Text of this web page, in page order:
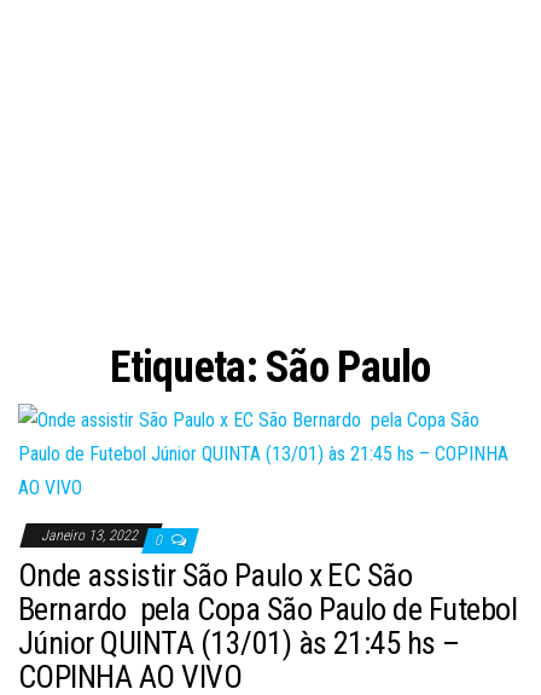
Etiqueta: São Paulo
Janeiro 13, 2022 0
Onde assistir São Paulo x EC São
Bernardo pela Copa São Paulo de Futebol
Júnior QUINTA (13/01) às 21:45 hs –
COPINHA AO VIVO